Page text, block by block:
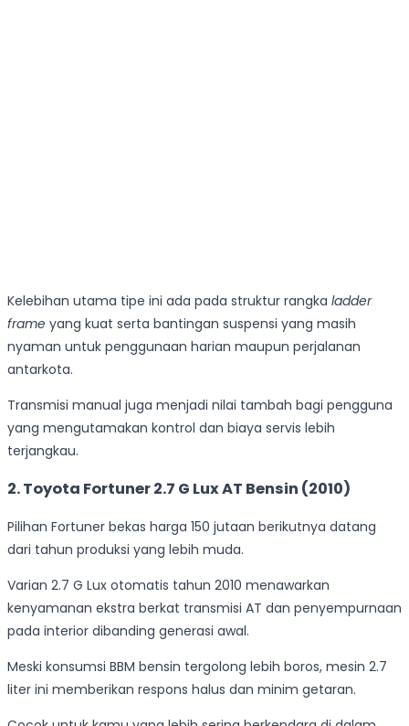
Kelebihan utama tipe ini ada pada struktur rangka ladder
frame yang kuat serta bantingan suspensi yang masih
nyaman untuk penggunaan harian maupun perjalanan
antarkota.
Transmisi manual juga menjadi nilai tambah bagi pengguna
yang mengutamakan kontrol dan biaya servis lebih
terjangkau.
2. Toyota Fortuner 2.7 G Lux AT Bensin (2010)
Pilihan Fortuner bekas harga 150 jutaan berikutnya datang
dari tahun produksi yang lebih muda.
Varian 2.7 G Lux otomatis tahun 2010 menawarkan
kenyamanan ekstra berkat transmisi AT dan penyempurnaan
pada interior dibanding generasi awal.
Meski konsumsi BBM bensin tergolong lebih boros, mesin 2.7
liter ini memberikan respons halus dan minim getaran.